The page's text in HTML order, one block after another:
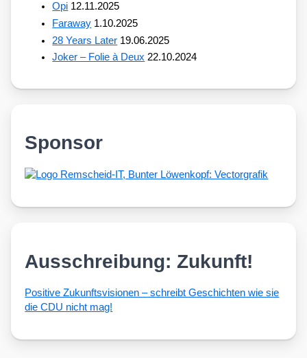
Opi 12.11.2025
Faraway 1.10.2025
28 Years Later 19.06.2025
Joker – Folie à Deux 22.10.2024
Sponsor
Ausschreibung: Zukunft!
Posi­ti­ve Zukunfts­vi­sio­nen – schreibt Geschich­ten wie sie
die CDU nicht mag!